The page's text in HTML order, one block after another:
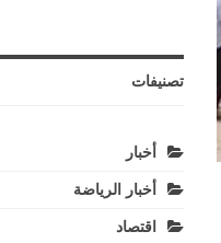
تصنيفات
أخبار
أخبار الرياضة
اقتصاد